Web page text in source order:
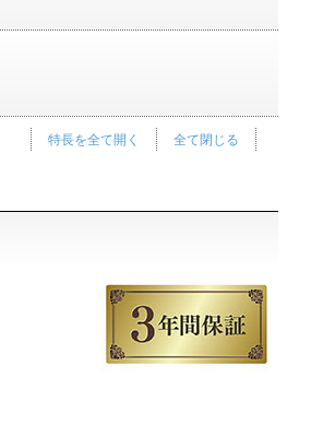
全て閉じる
特長を全て開く